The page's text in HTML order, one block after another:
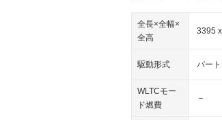
全長×全幅×
全高
3395
駆動形式 パー
WLTCモー
ド燃費
－